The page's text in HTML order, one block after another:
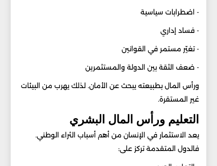
- اضطرابات سياسية
- فساد إداري
- تغيّر مستمر في القوانين
- ضعف الثقة بين الدولة والمستثمرين
ورأس المال بطبيعته يبحث عن الأمان. لذلك يهرب من البيئات
غير المستقرة.
التعليم ورأس المال البشري
يعد الاستثمار في الإنسان من أهم أسباب الثراء الوطني.
فالدول المتقدمة تركز على: